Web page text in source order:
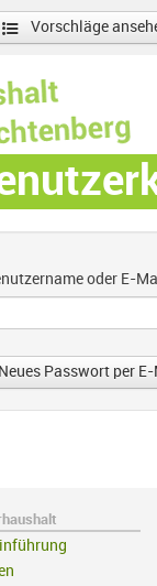
Vorschläge
oder E-